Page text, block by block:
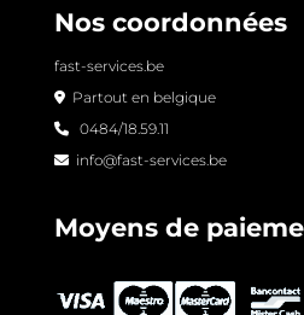
Nos coordonnées
fast-services.be
Partout en belgique
0484/18.59.11
info@fast-services.be
Moyens de